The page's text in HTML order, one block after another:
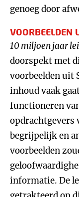
genoeg door
VOORBEELDEN
10 miljoen jaar
doorspekt met
voorbeelden uit
inhoud vaak
functioneren
opdrachtgevers
begrijpelijk en
voorbeelden
informatie. De